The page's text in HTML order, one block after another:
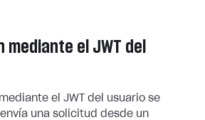
el JWT del
el JWT del usuario se
una solicitud desde un